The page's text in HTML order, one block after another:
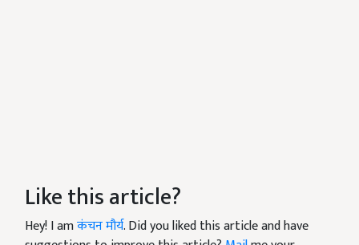
Like this article?
Hey! I amकंचन मौर्य. Did you liked this article and have